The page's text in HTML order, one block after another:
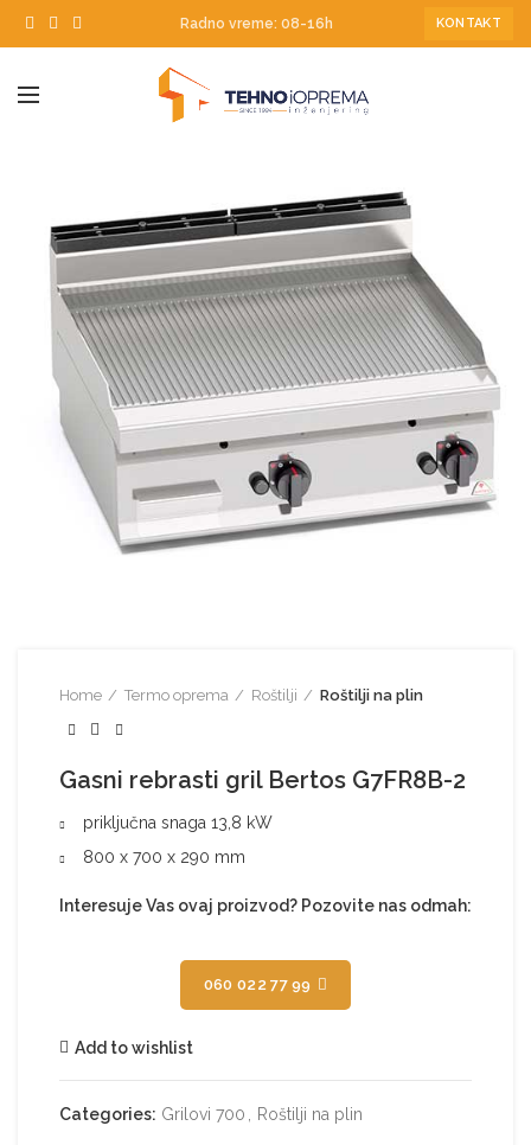
Radno vreme: 08-16h KONTAKT
Home Termo oprema Roštilji Roštilji na plin
Gasni rebrasti gril Bertos G7FR8B-2
priključna snaga 13,8 kW
800 x 700 x 290 mm
Interesuje Vas ovaj proizvod? Pozovite nas odmah:
060 022 77 99
Add to wishlist
Categories: Grilovi 700 Roštilji na plin